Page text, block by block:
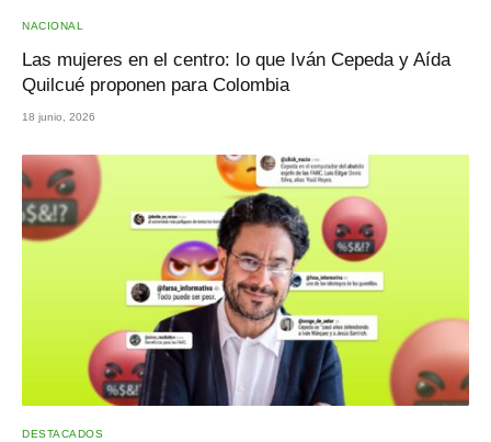
NACIONAL
Las mujeres en el centro: lo que Iván Cepeda y Aída
Quilcué proponen para Colombia
18 junio, 2026
DESTACADOS